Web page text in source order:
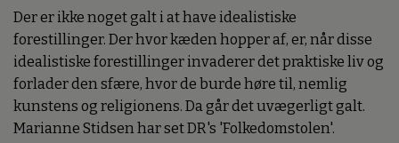
Der er ikke noget galt i at have idealistiske
forestillinger. Der hvor kæden hopper af, er, når disse
idealistiske forestillinger invaderer det praktiske liv og
forlader den sfære, hvor de burde høre til, nemlig
kunstens og religionens. Da går det uvægerligt galt.
Marianne Stidsen har set DR's 'Folkedomstolen'.